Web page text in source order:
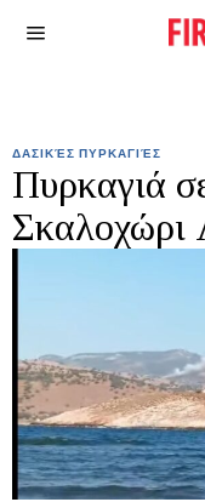
ΔΑΣΙΚΈΣ ΠΥΡΚΑΓΙΈΣ
Πυρκαγιά
Σκαλοχώρι